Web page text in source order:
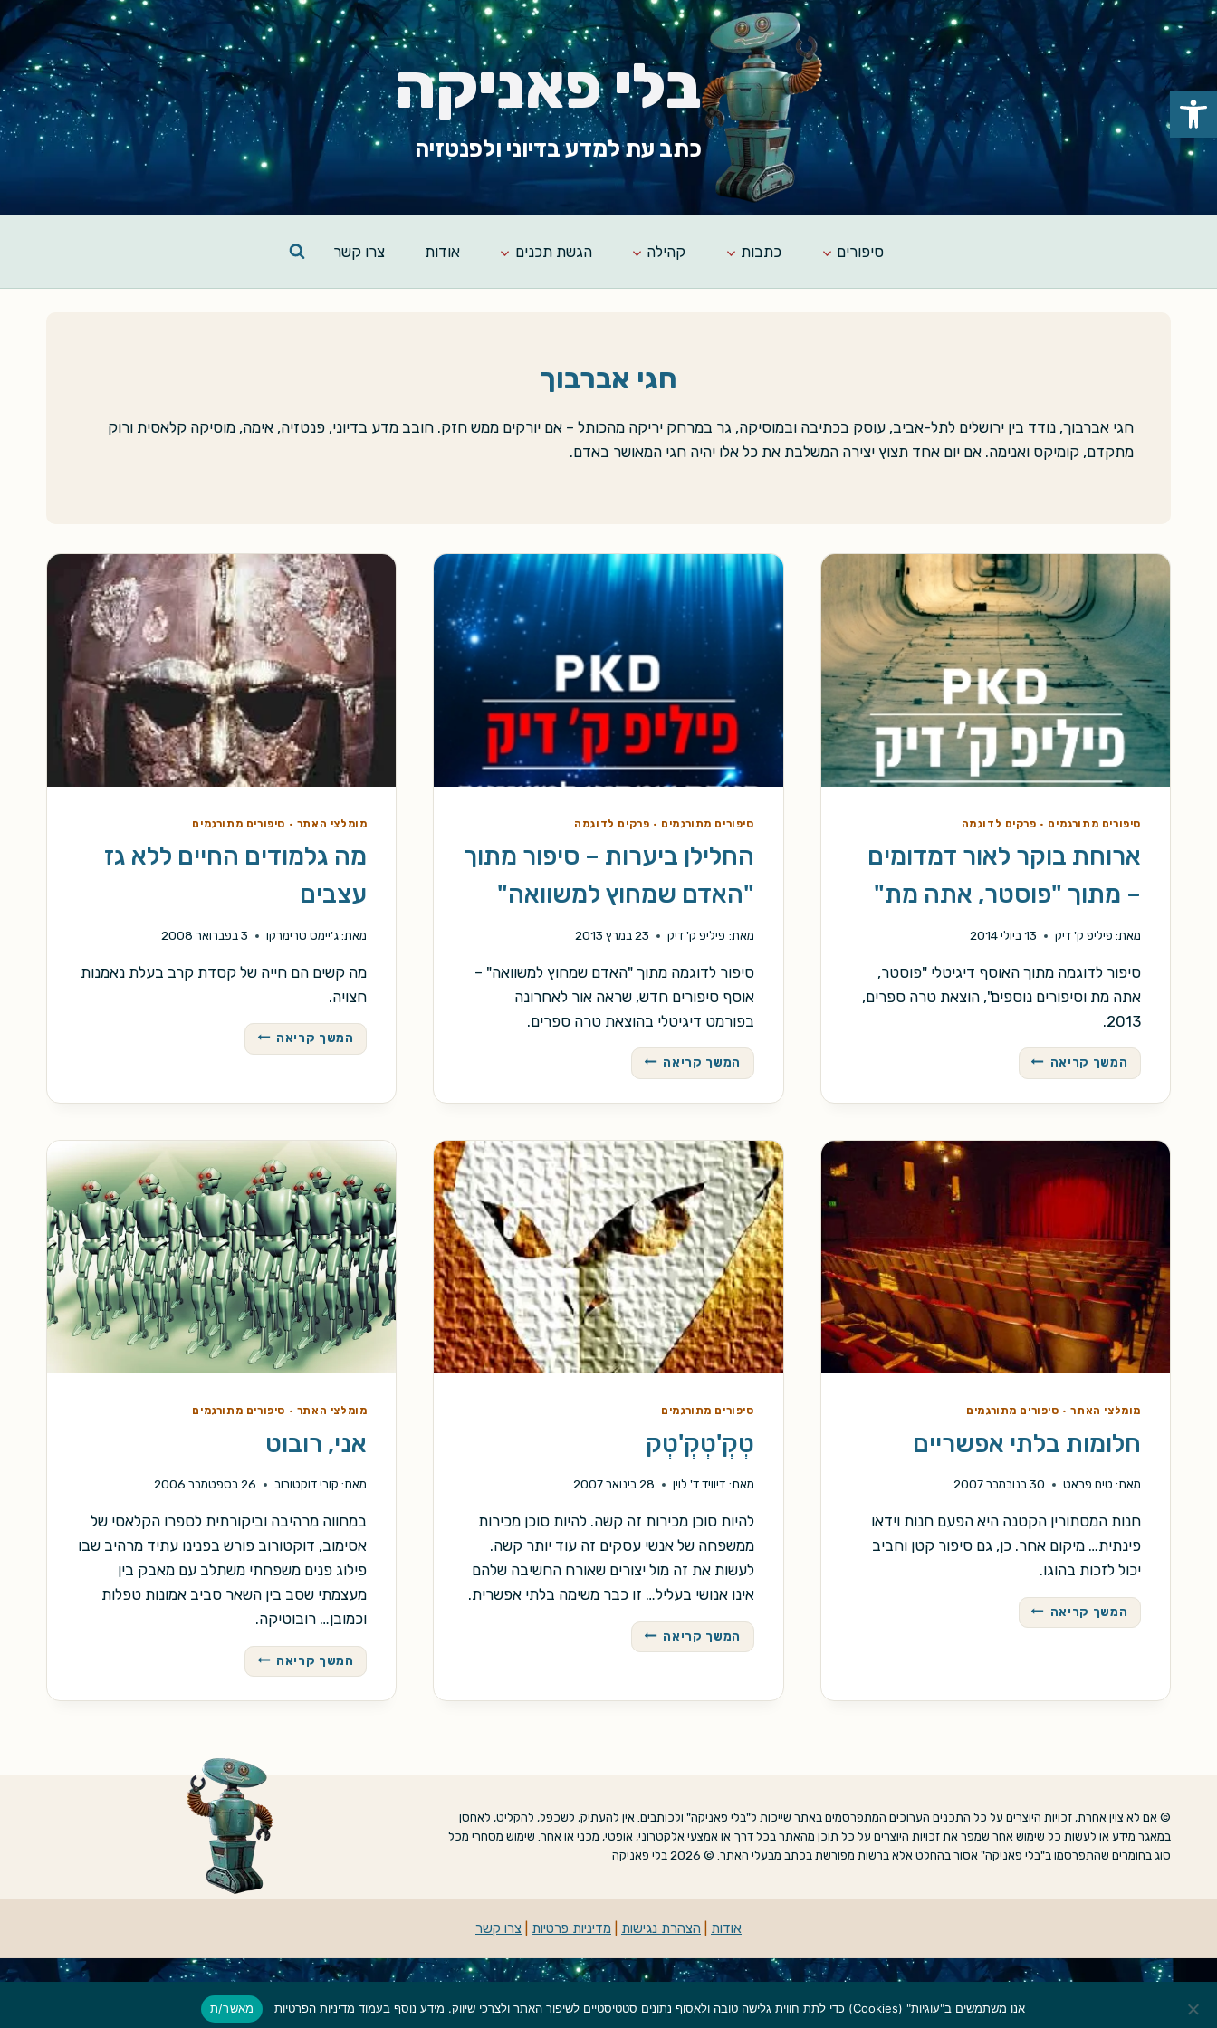
Skip
content
בלי פאניקה
כתב עת למדע בדיוני ולפנטזיה
סיפורים כתבות קהילה הגשת תכנים אודות צרו קשר
חגי אברבוך
חגי אברבוך, נודד בין ירושלים לתל-אביב, עוסק בכתיבה ובמוסיקה, גר במרחק יריקה מהכותל – אם יורקים ממש חזק. חובב מדע בדיוני, פנטזיה, אימה, מוסיקה קלאסית ורוק
מתקדם, קומיקס ואנימה. אם יום אחד תצוץ יצירה המשלבת את כל אלו יהיה חגי המאושר באדם.
סיפורים מתורגמים · פרקים לדוגמה
ארוחת בוקר לאור דמדומים
– מתוך "פוסטר, אתה מת"
מאת: פיליפ ק' דיק 13 ביולי 2014
סיפור לדוגמה מתוך האוסף דיגיטלי "פוסטר,
אתה מת וסיפורים נוספים", הוצאת טרה ספרים,
2013.
המשך קריאה ארוחת
בוקר
אתה
מת"
סיפורים מתורגמים · פרקים לדוגמה
החלילן ביערות – סיפור מתוך
"האדם שמחוץ למשוואה"
מאת: פיליפ ק' דיק 23 במרץ 2013
סיפור לדוגמה מתוך "האדם שמחוץ למשוואה" –
אוסף סיפורים חדש, שראה אור לאחרונה
בפורמט דיגיטלי בהוצאת טרה ספרים.
המשך קריאההחלילן
ביערות
"האדם
שמחוץ
למשוואה"
מומלצי האתר · סיפורים מתורגמים
מה גלמודים החיים ללא גז
עצבים
מאת: ג'יימס טרימרקו 3 בפברואר 2008
מה קשים הם חייה של קסדת קרב בעלת נאמנות
חצויה.
המשך קריאה מה
גלמודים
מומלצי האתר· סיפורים מתורגמים
חלומות בלתי אפשריים
מאת: טים פראט 30 בנובמבר 2007
חנות המסתורין הקטנה היא הפעם חנות וידאו
פינתית… מיקום אחר. כן, גם סיפור קטן וחביב
יכול לזכות בהוגו.
המשך קריאה חלומות
בלתי
סיפורים מתורגמים
טְקְ'טְקְ'טְק
מאת: דיוויד ד' לוין 28 בינואר 2007
להיות סוכן מכירות זה קשה. להיות סוכן מכירות
ממשפחה של אנשי עסקים זה עוד יותר קשה.
לעשות את זה מול יצורים שאורח החשיבה שלהם
אינו אנושי בעליל… זו כבר משימה בלתי אפשרית.
המשך קריאהטְקְ'טְקְ'טְק
מומלצי האתר · סיפורים מתורגמים
אני, רובוט
מאת: קורי דוקטורוב 26 בספטמבר 2006
במחווה מרהיבה וביקורתית לספרו הקלאסי של
אסימוב, דוקטורוב פורש בפנינו עתיד מרהיב שבו
פילוג פנים משפחתי משתלב עם מאבק בין
מעצמתי שסב בין השאר סביב אמונות טפלות
וכמובן… רובוטיקה.
המשך קריאה אני,
רובוט
© אם לא צוין אחרת, זכויות היוצרים על כל התכנים הערוכים המתפרסמים באתר שייכות ל"בלי פאניקה" ולכותבים. אין להעתיק, לשכפל, להקליט, לאחסן
במאגר מידע או לעשות כל שימוש אחר שמפר את זכויות היוצרים על כל תוכן מהאתר בכל דרך או אמצעי אלקטרוני, אופטי, מכני או אחר. שימוש מסחרי מכל
סוג בחומרים שהתפרסמו ב"בלי פאניקה" אסור בהחלט אלא ברשות מפורשת בכתב מבעלי האתר. © 2026 בלי פאניקה
אודות הצהרת נגישות מדיניות פרטיות צרו קשר
פתח סרגל נגישות
אנו משתמשים ב"עוגיות" (Cookies) כדי לתת חווית גלישה טובה ולאסוף נתונים סטטיסטיים לשיפור האתר ולצרכי שיווק. מידע נוסף בעמוד מדיניות הפרטיות מאשר/ת